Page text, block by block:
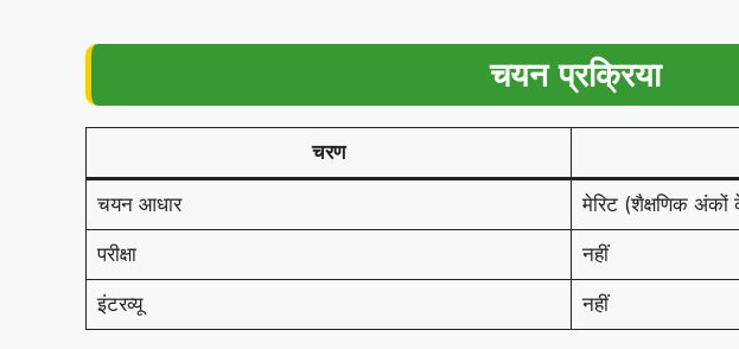
चयन प्रक्रिया
चरण
चयन आधार मेरिट (शैक्षणिक
परीक्षा नहीं
इंटरव्यू नहीं